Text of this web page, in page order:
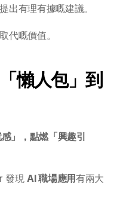
出有理有據嘅建議。
代嘅價值。
懶人包」到
」，點燃「興趣引
發現 AI 職場應用有兩大